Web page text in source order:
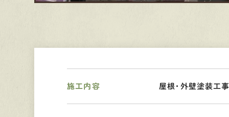
施工内容 屋根・外壁塗装工